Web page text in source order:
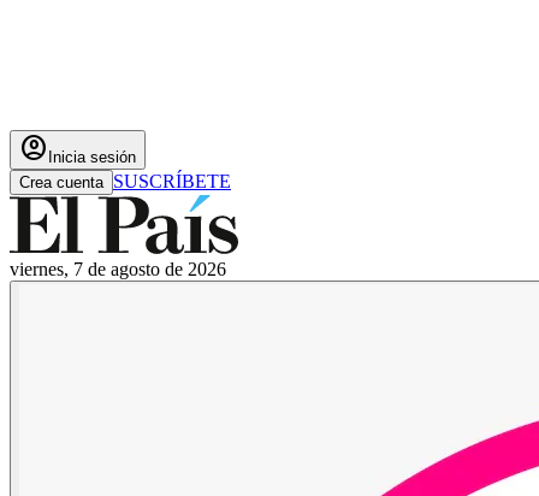
account_circle Inicia sesión
Crea cuenta SUSCRÍBETE
viernes, 7 de agosto de 2026